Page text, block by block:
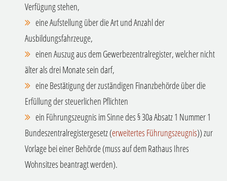
Verfügung stehen,
eine Aufstellung über die Art und Anzahl der
Ausbildungsfahrzeuge,
einen Auszug aus dem Gewerbezentralregister, welcher nicht
älter als drei Monate sein darf,
eine Bestätigung der zuständigen Finanzbehörde über die
Erfüllung der steuerlichen Pflichten
ein Führungszeugnis im Sinne des § 30a Absatz 1 Nummer 1
Bundeszentralregistergesetz (erweitertes Führungszeugnis)) zur
Vorlage bei einer Behörde (muss auf dem Rathaus Ihres
Wohnsitzes beantragt werden).